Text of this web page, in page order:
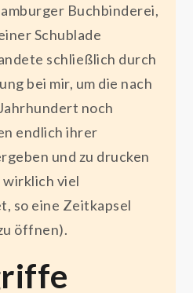
Buchbinderei,
Schublade
schließlich durch
bei mir, um die nach
noch
endlich ihrer
und zu drucken
wirklich viel
so eine Zeitkapsel
öffnen).